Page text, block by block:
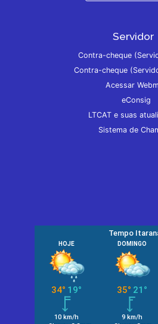
Servidor
Contra-cheque
Contra-cheque
Acessar
eConsig
LTCAT e suas
Sistema de